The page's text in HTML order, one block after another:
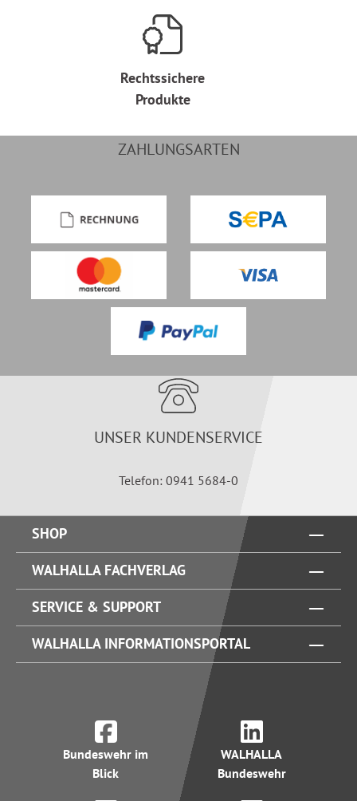
Rechtssichere
Produkte
ZAHLUNGSARTEN
UNSER KUNDENSERVICE
Telefon: 0941 5684-0
SHOP
WALHALLA FACHVERLAG
SERVICE & SUPPORT
WALHALLA INFORMATIONSPORTAL
Bundeswehr im
Blick
WALHALLA
Bundeswehr